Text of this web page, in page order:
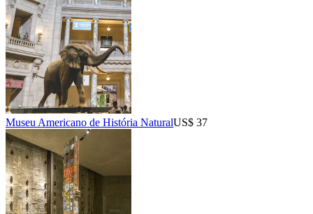
Museu Americano de História NaturalUS$ 37